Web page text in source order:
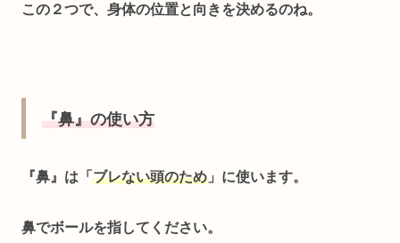
この２つで、身体の位置と向きを決めるのね。
『鼻』の使い方
『鼻』は「 ブレない頭のため 」 に使います。
鼻でボールを指してください。